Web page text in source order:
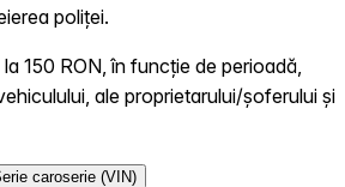
poliței.
150 RON, în funcție de perioadă,
ale proprietarului/șoferului și
caroserie (VIN)